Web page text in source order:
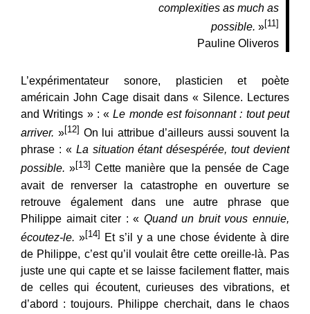
complexities as much as
possible. »[11]
Pauline Oliveros
L’expérimentateur sonore, plasticien et poète
américain John Cage disait dans « Silence. Lectures
and Writings » : «Le monde est foisonnant : tout peut
arriver. »[12] On lui attribue d’ailleurs aussi souvent la
phrase : « La situation étant désespérée, tout devient
possible. »[13] Cette manière que la pensée de Cage
avait de renverser la catastrophe en ouverture se
retrouve également dans une autre phrase que
Philippe aimait citer : « Quand un bruit vous ennuie,
écoutez-le. »[14]
Et s’il y a une chose évidente à dire
de Philippe, c’est qu’il voulait être cette oreille-là. Pas
juste une qui capte et se laisse facilement flatter, mais
de celles qui écoutent, curieuses des vibrations, et
d’abord : toujours. Philippe cherchait, dans le chaos